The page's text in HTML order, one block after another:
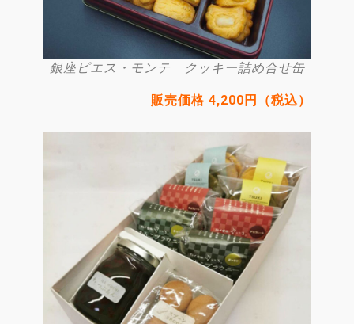
銀座ピエス・モンテ クッキー詰め合せ缶
販売価格 4,200円（税込）